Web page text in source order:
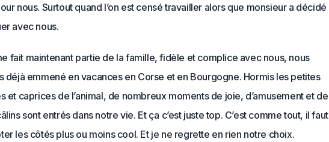
nous. Surtout quand l’on est censé travailler alors que monsieur a décidé
avec nous.
fait maintenant partie de la famille, fidèle et complice avec nous, nous
déjà emmené en vacances en Corse et en Bourgogne. Hormis les petites
et caprices de l’animal, de nombreux moments de joie, d’amusement et de
sont entrés dans notre vie. Et ça c’est juste top. C’est comme tout, il faut
les côtés plus ou moins cool. Et je ne regrette en rien notre choix.